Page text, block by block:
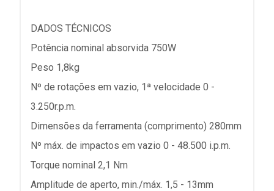
DADOS TÉCNICOS
Potência nominal absorvida 750W
Peso 1,8kg
Nº de rotações em vazio, 1ª velocidade 0 -
3.250r.p.m.
Dimensões da ferramenta (comprimento) 280mm
Nº máx. de impactos em vazio 0 - 48.500 i.p.m.
Torque nominal 2,1 Nm
Amplitude de aperto, min./máx. 1,5 - 13mm